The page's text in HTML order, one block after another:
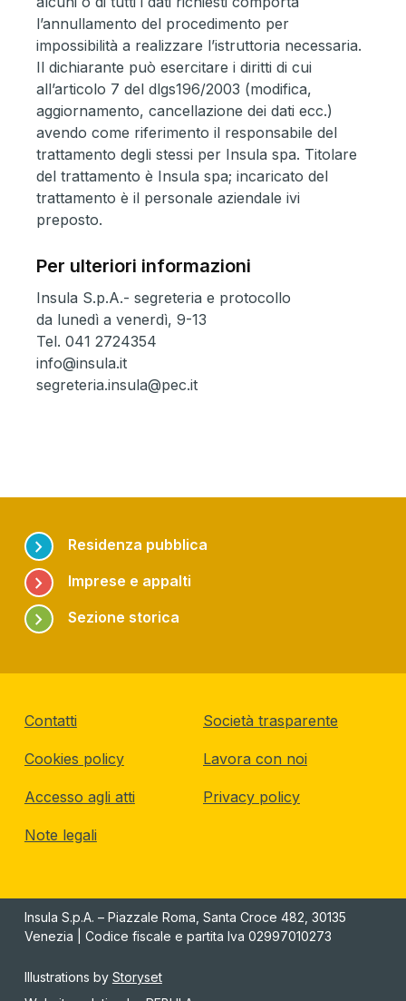
l’annullamento del procedimento per
impossibilità a realizzare l’istruttoria necessaria.
Il dichiarante può esercitare i diritti di cui
all’articolo 7 del dlgs196/2003 (modifica,
aggiornamento, cancellazione dei dati ecc.)
avendo come riferimento il responsabile del
trattamento degli stessi per Insula spa. Titolare
del trattamento è Insula spa; incaricato del
trattamento è il personale aziendale ivi
preposto.
Per ulteriori informazioni
Insula S.p.A.- segreteria e protocollo
da lunedì a venerdì, 9-13
Tel. 041 2724354
info@insula.it
segreteria.insula@pec.it
chevron_right Residenza pubblica
chevron_right Imprese e appalti
chevron_right Sezione storica
Contatti Società trasparente
Cookies policy Lavora con noi
Accesso agli atti Privacy policy
Note legali
Insula S.p.A. – Piazzale Roma, Santa Croce 482, 30135
Venezia | Codice fiscale e partita Iva 02997010273
Illustrations by Storyset